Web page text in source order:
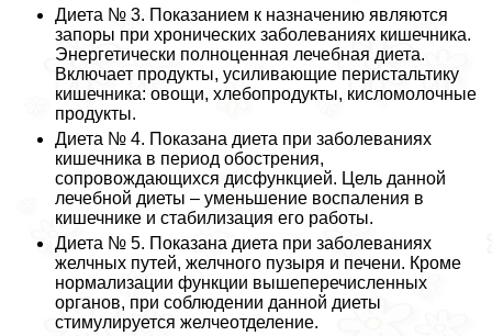
Диета № 3. Показанием к назначению являются
запоры при хронических заболеваниях кишечника.
Энергетически полноценная лечебная диета.
Включает продукты, усиливающие перистальтику
кишечника: овощи, хлебопродукты, кисломолочные
продукты.
Диета № 4. Показана диета при заболеваниях
кишечника в период обострения,
сопровождающихся дисфункцией. Цель данной
лечебной диеты – уменьшение воспаления в
кишечнике и стабилизация его работы.
Диета № 5. Показана диета при заболеваниях
желчных путей, желчного пузыря и печени. Кроме
нормализации функции вышеперечисленных
органов, при соблюдении данной диеты
стимулируется желчеотделение.